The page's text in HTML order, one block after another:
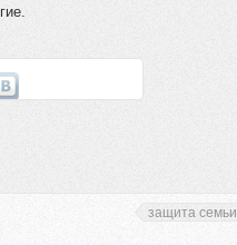
защита семьи